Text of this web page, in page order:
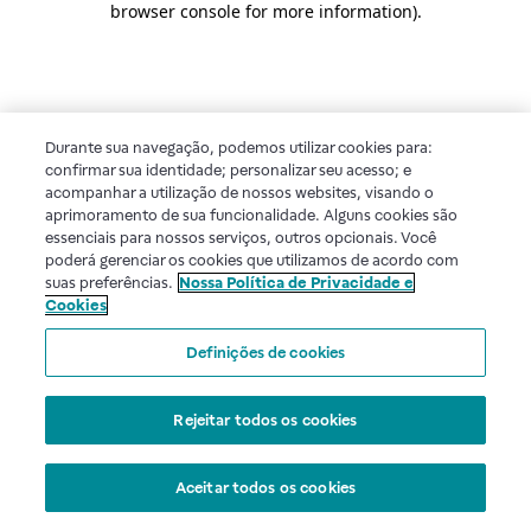
browser console for more information).
Durante sua navegação, podemos utilizar cookies para:
confirmar sua identidade; personalizar seu acesso; e
acompanhar a utilização de nossos websites, visando o
aprimoramento de sua funcionalidade. Alguns cookies são
essenciais para nossos serviços, outros opcionais. Você
poderá gerenciar os cookies que utilizamos de acordo com
suas preferências. Nossa Política de Privacidade e
Cookies
Definições de cookies
Rejeitar todos os cookies
Aceitar todos os cookies